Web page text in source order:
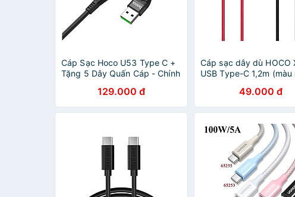
Cáp Sạc Hoco U53 Type C +
Tặng 5 Dây Quấn Cáp - Chính
129.000 đ
Cáp sạc dây dù HOCO
USB Type-C 1,2m (màu
49.000 đ